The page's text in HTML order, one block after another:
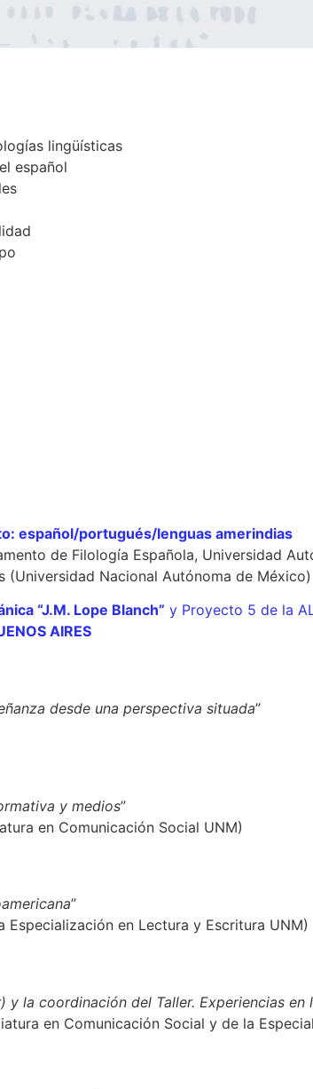
lingüísticas
español
español/portugués/lenguas amerindias
de Filología Española, Universidad
(Universidad Nacional Autónoma de México)
“J.M. Lope Blanch” y Proyecto 5 de la
AIRES
desde una perspectiva situada”
y medios”
en Comunicación Social UNM)
”
en Lectura y Escritura UNM)
la coordinación del Taller. Experiencias en
en Comunicación Social y de la